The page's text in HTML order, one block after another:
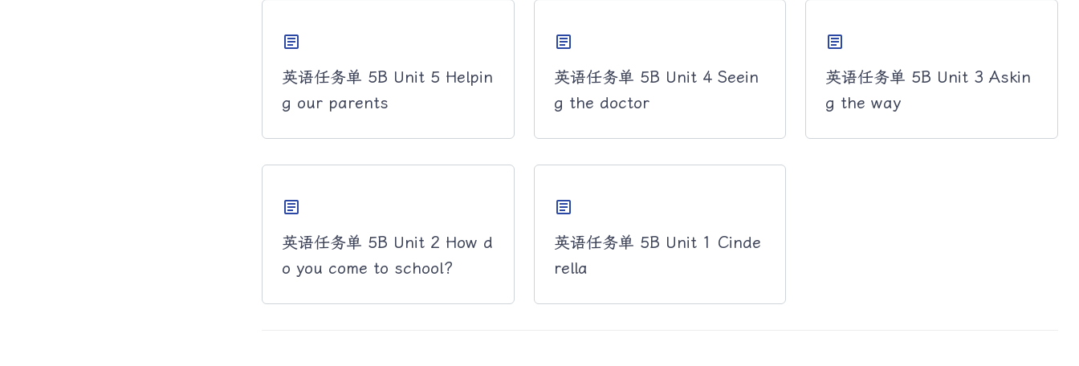
article
英语任务单 5B Unit 5 Helpin
g our parents
article
英语任务单 5B Unit 4 Seein
g the doctor
article
英语任务单 5B Unit 3 Askin
g the way
article
英语任务单 5B Unit 2 How d
o you come to school?
article
英语任务单 5B Unit 1 Cinde
rella